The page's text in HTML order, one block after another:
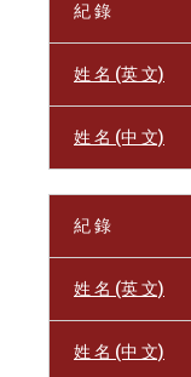
紀 錄
姓 名 (英 文)
姓 名 (中 文)
紀 錄
姓 名 (英 文)
姓 名 (中 文)